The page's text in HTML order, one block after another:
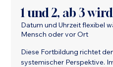
1 und 2, ab 3
Datum und Uhrzeit flexibel
Mensch oder vor Ort
Diese Fortbildung richtet
systemischer Perspektive.